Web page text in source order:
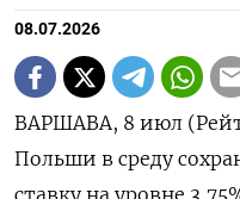
08.07.2026
ВАРШАВА, 8 июл
Польши ‌в среду
ставку ​на уровне